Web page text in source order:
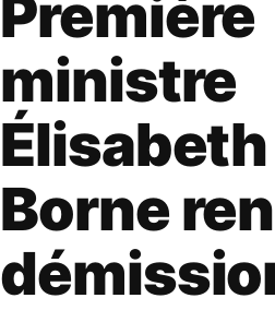
Première
ministre
Élisabeth
Borne